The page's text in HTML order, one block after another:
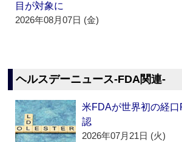
目が対象に
2026年08月07日 (金)
ヘルスデーニュース‐FDA関連‐
米FDAが世界初の経
認
2026年07月21日 (火)